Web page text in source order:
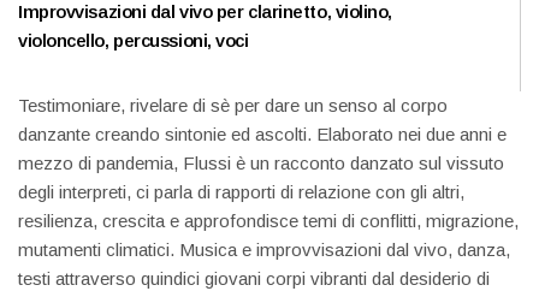
Improvvisazioni dal vivo per clarinetto, violino,
violoncello, percussioni, voci
Testimoniare, rivelare di sè per dare un senso al corpo
danzante creando sintonie ed ascolti. Elaborato nei due anni e
mezzo di pandemia, Flussi è un racconto danzato sul vissuto
degli interpreti, ci parla di rapporti di relazione con gli altri,
resilienza, crescita e approfondisce temi di conflitti, migrazione,
mutamenti climatici. Musica e improvvisazioni dal vivo, danza,
testi attraverso quindici giovani corpi vibranti dal desiderio di